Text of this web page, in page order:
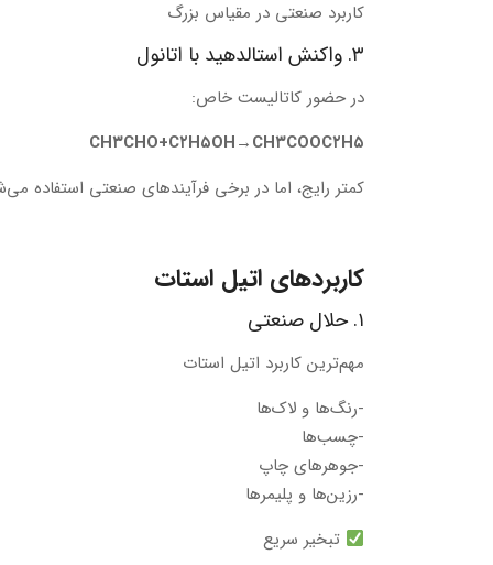
کاربرد صنعتی در مقیاس بزرگ
۳. واکنش استالدهید با اتانول
در حضور کاتالیست خاص:
CH۳CHO+C۲H۵OH→CH۳COOC۲H۵
کمتر رایج، اما در برخی فرآیندهای صنعتی استفاده
کاربردهای اتیل استات
۱. حلال صنعتی
مهم‌ترین کاربرد اتیل استات
-رنگ‌ها و لاک‌ها
-چسب‌ها
-جوهرهای چاپ
-رزین‌ها و پلیمرها
تبخیر سریع